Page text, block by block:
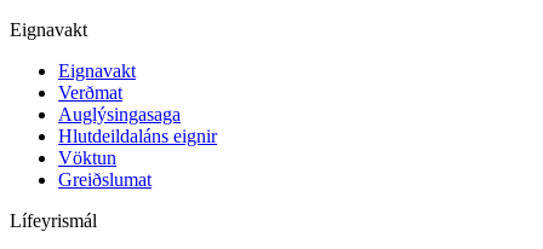
Eignavakt
Eignavakt
Verðmat
Auglýsingasaga
Hlutdeildaláns eignir
Vöktun
Greiðslumat
Lífeyrismál